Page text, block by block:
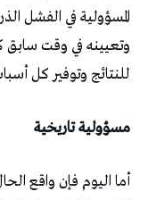
المسؤولية في الفشل
وتعيينه في وقت سابق
للنتائج وتوفير كل
مسؤولية تاريخية
أما اليوم فإن واقع